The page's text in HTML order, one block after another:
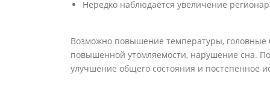
Нередко наблюдается увеличение
Возможно повышение температуры, головные
повышенной утомляемости, нарушение сна.
улучшение общего состояния и постепенное